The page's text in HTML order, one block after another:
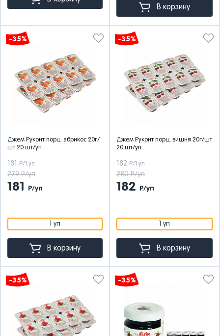
В корзину
-35%
Джем Руконт порц. абрикос 20г/
шт 20 шт/уп
181 Р/1 уп
279 Р/уп
181 Р/уп
1 уп
В корзину
-35%
Джем Руконт порц. вишня 20г/шт
20 шт/уп
182 Р/1 уп
280 Р/уп
182 Р/уп
1 уп
В корзину
-35% -35%